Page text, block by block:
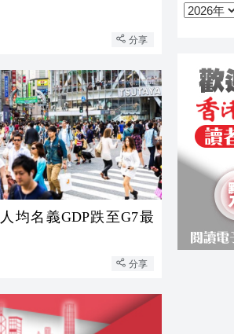
分享
均名義GDP跌至G7最
分享